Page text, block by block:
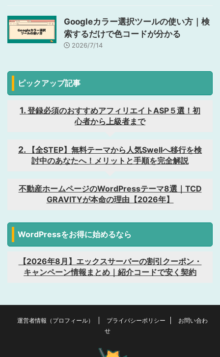
Googleカラー選択ツールの使い方｜検
索するだけで色コードが分かる
2026/7/14
ピックアップ記事
登録必須のおすすめアフィリエイトASP５選！初
心者から上級者まで
【全STEP】無料テーマから人気Swellへ移行を検
討中のあなたへ！メリットと手順を完全解説
不動産ホームページのWordPressテーマ8選｜TCD
GRAVITYが本命の理由【2026年】
WordPressをお得に始めるなら
【2026年8月】エックスサーバーの割引クーポン・
キャンペーン情報まとめ｜紹介コードで安く契約
運営者情報（プロフィール） プライバシーポリシー
お問い合わ
せ